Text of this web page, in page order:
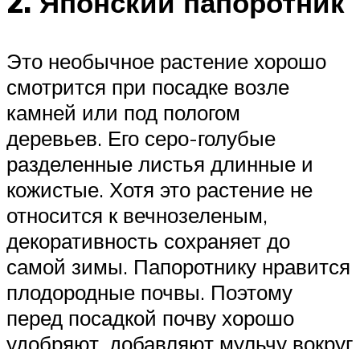
Это необычное растение хорошо
смотрится при посадке возле
камней или под пологом
деревьев. Его серо-голубые
разделенные листья длинные и
кожистые. Хотя это растение не
относится к вечнозеленым,
декоративность сохраняет до
самой зимы. Папоротнику нравится
плодородные почвы. Поэтому
перед посадкой почву хорошо
удобряют, добавляют мульчу вокруг